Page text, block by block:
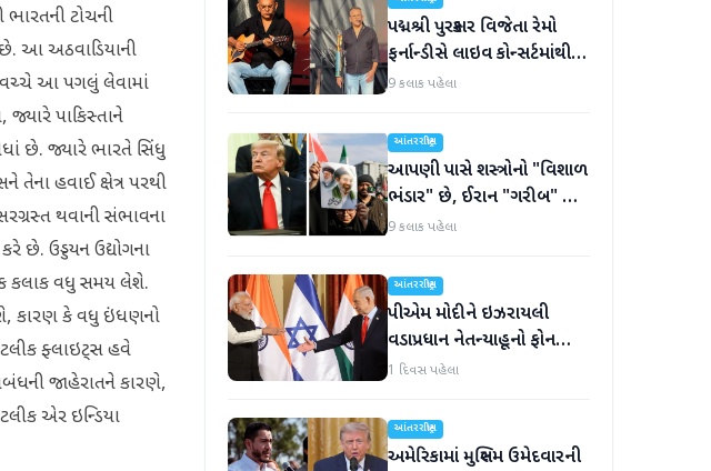
ભારતની ટોચની
આ અઠવાડિયાની
વચ્ચે આ પગલું લેવામાં
પાકિસ્તાને
છે. જ્યારે ભારતે સિંધુ
હવાઈ ક્ષેત્ર પરથી
થવાની સંભાવના
છે. ઉડ્ડયન ઉદ્યોગના
કલાક વધુ સમય લેશે.
કારણ કે વધુ ઇંધણનો
ફ્લાઇટ્સ હવે
જાહેરાતને કારણે,
એર ઇન્ડિયા
પદ્મશ્રી પુરસ્કાર વિજેતા રેમો
ફર્નાન્ડીસે લાઇવ કોન્સર્ટમાંથી
નિવૃત્તિની જાહેરાત કરી
9 કલાક પહેલા
આંતરરાષ્ટ્રીય
આપણી પાસે શસ્ત્રોનો "વિશાળ
ભંડાર" છે, ઈરાન "ગરીબ" છે,
ટ્રમ્પનું નિવેદન
9 કલાક પહેલા
આંતરરાષ્ટ્રીય
પીએમ મોદીને ઇઝરાયલી
વડાપ્રધાન નેતન્યાહૂનો ફોન
આવ્યો
1 દિવસ પહેલા
આંતરરાષ્ટ્રીય
અમેરિકામાં મુસ્લિમ ઉમેદવારની